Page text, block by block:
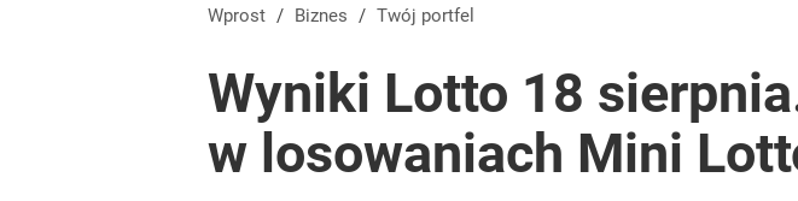
Wprost / Biznes / Twój portfel
Wyniki Lotto 18
w losowaniach Mini